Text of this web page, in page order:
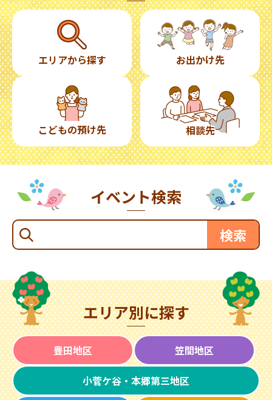
エリアから探す お出かけ先
こどもの預け先 相談先
イベント検索
エリア別に探す
豊田地区 笠間地区
小菅ケ谷・本郷第三地区